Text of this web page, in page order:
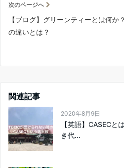
次のページへ
【ブログ】グリーンティーとは何か
の違いとは？
関連記事
2020年8月9日
【英語】CASECと
き代...